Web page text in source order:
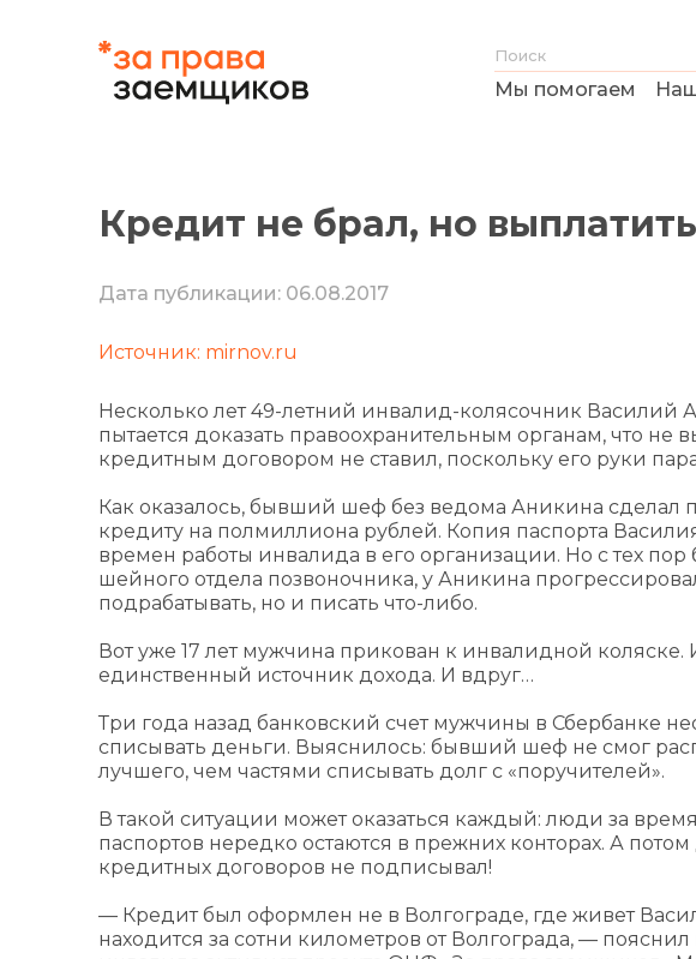
Мы помогаем
Кредит не брал, но
Дата публикации: 06.08.2017
Источник: mirnov.ru
Несколько лет 49-летний инвалид-колясочник
пытается доказать правоохранительным органам, что не
кредитным договором не ставил, поскольку его руки
Как оказалось, бывший шеф без ведома Аникина сделал
кредиту на полмиллиона рублей. Копия паспорта
времен работы инвалида в его организации. Но с тех пор
шейного отдела позвоночника, у Аникина
подрабатывать, но и писать что-либо.
Вот уже 17 лет мужчина прикован к инвалидной
единственный источник дохода. И вдруг…
Три года назад банковский счет мужчины в Сбербанке
списывать деньги. Выяснилось: бывший шеф не смог
лучшего, чем частями списывать долг с «поручителей».
В такой ситуации может оказаться каждый: люди за
паспортов нередко остаются в прежних конторах. А
кредитных договоров не подписывал!
— Кредит был оформлен не в Волгограде, где живет
находится за сотни километров от Волгограда, —